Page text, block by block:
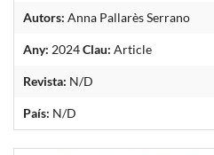
Autors: Anna Pallarès Serrano
Any: 2024Clau: Article
Revista: N/D
País: N/D